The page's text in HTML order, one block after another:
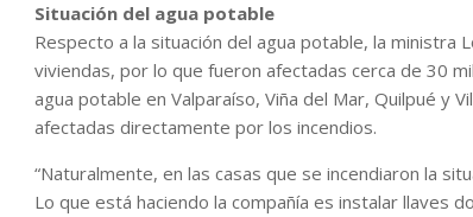
Situación del agua potable
Respecto a la situación del agua potable, la ministra
viviendas, por lo que fueron afectadas cerca de 30
agua potable en Valparaíso, Viña del Mar, Quilpué y
afectadas directamente por los incendios.
“Naturalmente, en las casas que se incendiaron la
Lo que está haciendo la compañía es instalar llaves